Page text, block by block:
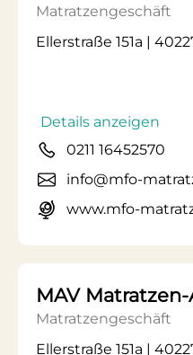
Matratzengeschäft
Ellerstraße 151a |
Details anzeigen
0211 16452570
info@mfo-
www.mfo-
MAV
Matratzengeschäft
Ellerstraße 151a |